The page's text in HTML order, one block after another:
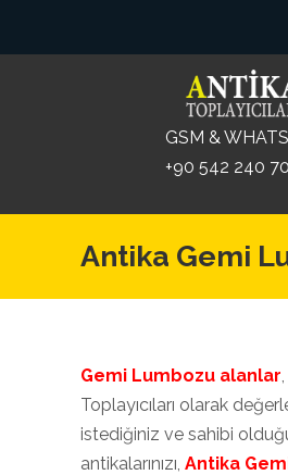
GSM &
+90 542 240
Antika Gemi
Gemi Lumbozu alanlar
Toplayıcıları olarak
istediğiniz ve sahibi
antikalarınızı, Antika